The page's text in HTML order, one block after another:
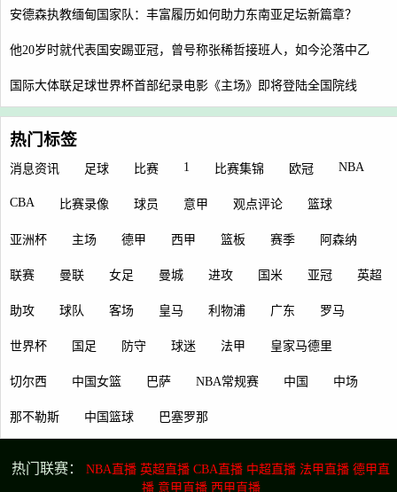
安德森执教缅甸国家队：丰富履历如何助力东南亚足坛新篇章？
他20岁时就代表国安踢亚冠，曾号称张稀哲接班人，如今沦落中乙
国际大体联足球世界杯首部纪录电影《主场》即将登陆全国院线
热门标签
消息资讯 足球 比赛 1 比赛集锦 欧冠 NBA
CBA 比赛录像 球员 意甲 观点评论 篮球
亚洲杯 主场 德甲 西甲 篮板 赛季 阿森纳
联赛 曼联 女足 曼城 进攻 国米 亚冠 英超
助攻 球队 客场 皇马 利物浦 广东 罗马
世界杯 国足 防守 球迷 法甲 皇家马德里
切尔西 中国女篮 巴萨 NBA常规赛 中国 中场
那不勒斯 中国篮球 巴塞罗那
热门联赛： NBA直播 英超直播 CBA直播 中超直播 法甲直播 德甲直
播 意甲直播 西甲直播